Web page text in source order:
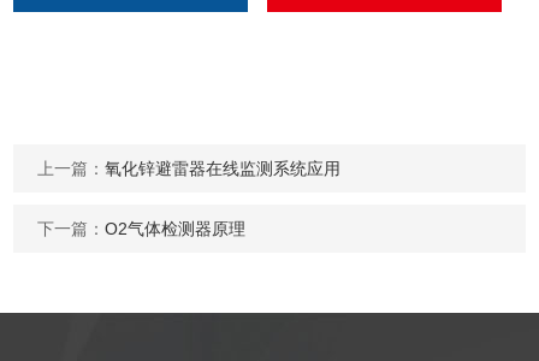
上一篇：氧化锌避雷器在线监测系统应用
下一篇：O2气体检测器原理